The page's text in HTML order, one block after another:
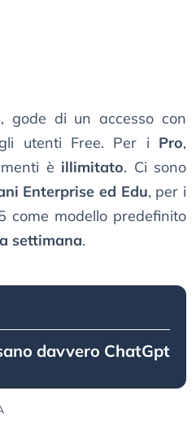
, gode di un accesso con
utenti Free. Per i Pro,
è illimitato. Ci sono
Enterprise ed Edu, per i
come modello predefinito
settimana.
davvero ChatGpt